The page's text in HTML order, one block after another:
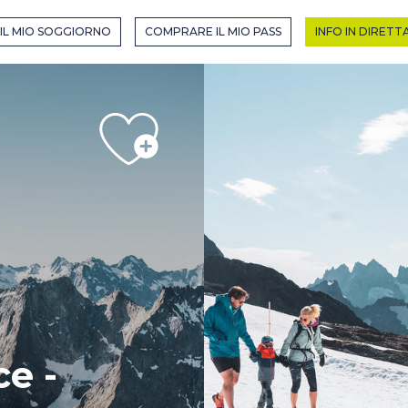
MODE HIVER
MIO SOGGIORNO COMPRARE IL MIO PASS INFO IN
-